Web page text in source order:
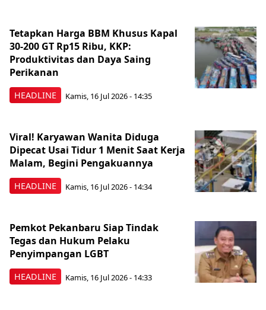
HEADLINE
Tetapkan Harga BBM Khusus Kapal
30-200 GT Rp15 Ribu, KKP:
Produktivitas dan Daya Saing
Perikanan
Kamis, 16 Jul 2026 - 14:35
HEADLINE
Viral! Karyawan Wanita Diduga
Dipecat Usai Tidur 1 Menit Saat Kerja
Malam, Begini Pengakuannya
Kamis, 16 Jul 2026 - 14:34
HEADLINE
Pemkot Pekanbaru Siap Tindak
Tegas dan Hukum Pelaku
Penyimpangan LGBT
Kamis, 16 Jul 2026 - 14:33